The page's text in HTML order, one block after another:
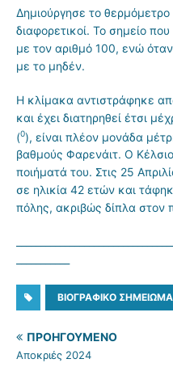
Δημιούργησε το
διαφορετικοί. Το σημείο
με τον αριθμό 100, ενώ
με το μηδέν.
Η κλίμακα αντιστράφηκε
και έχει διατηρηθεί έτσι
(0), είναι πλέον μονάδα
βαθμούς Φαρενάιτ. Ο
ποιήματά του. Στις 25
σε ηλικία 42 ετών και
πόλης, ακριβώς δίπλα στον
ΒΙΟΓΡΑΦΙΚΌ ΣΗΜΕΊΩΜΑ
ΠΡΟΗΓΟΎΜΕΝΟ
Αποκριές 2024